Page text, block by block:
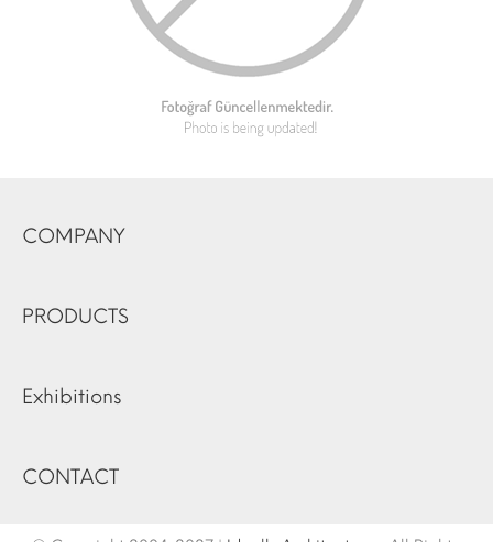
COMPANY
PRODUCTS
Exhibitions
CONTACT